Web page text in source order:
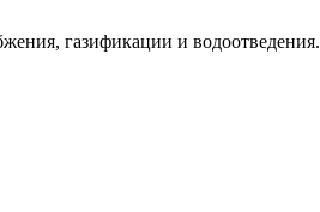
газификации и водоотведения.